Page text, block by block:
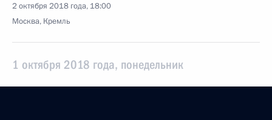
2 октября 2018 года, 18:00
Москва, Кремль
1 октября 2018 года, понедельник
Встреча с главой РЖД Олегом Белозёровым